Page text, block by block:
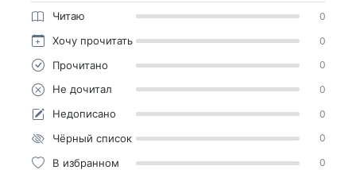
Читаю 0
Хочу прочитать 0
Прочитано 0
Не дочитал 0
Недописано 0
Чёрный список 0
В избранном 0